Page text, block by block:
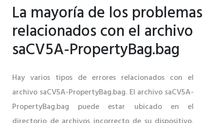
La mayoría de los problemas
relacionados con el archivo
saCV5A-PropertyBag.bag
Hay varios tipos de errores relacionados con el
archivo saCV5A-PropertyBag.bag. El archivo saCV5A-
PropertyBag.bag puede estar ubicado en el